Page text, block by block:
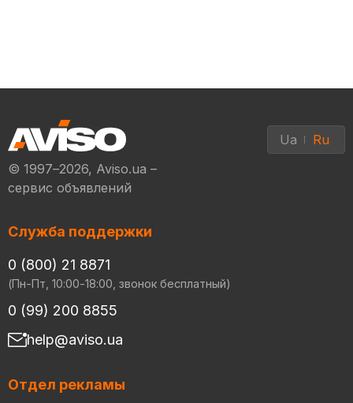
© 1997–2026, Aviso.ua –
сервис объявлений
Ua Ru
Служба поддержки
0 (800) 21 8871
(Пн-Пт, 10:00-18:00, звонок бесплатный)
0 (99) 200 8855
help@aviso.ua
Отдел рекламы